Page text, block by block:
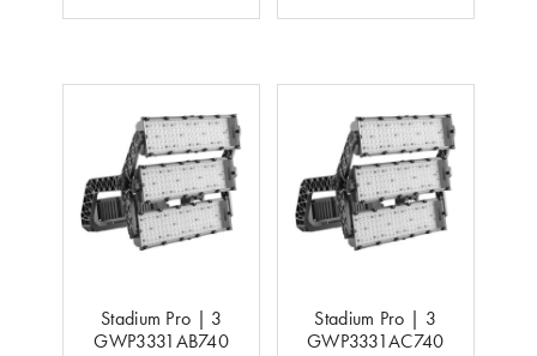
Stadium Pro | 3
GWP3331AB740
Stadium Pro | 3
GWP3331AC740